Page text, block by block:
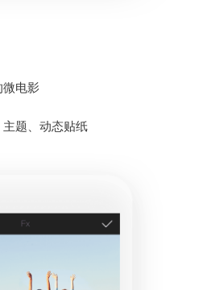
电影
题、动态贴纸